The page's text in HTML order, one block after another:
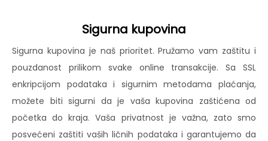
Sigurna kupovina
Sigurna kupovina je naš prioritet. Pružamo vam zaštitu i
pouzdanost prilikom svake online transakcije. Sa SSL
enkripcijom podataka i sigurnim metodama plaćanja,
možete biti sigurni da je vaša kupovina zaštićena od
početka do kraja. Vaša privatnost je važna, zato smo
posvećeni zaštiti vaših ličnih podataka i garantujemo da